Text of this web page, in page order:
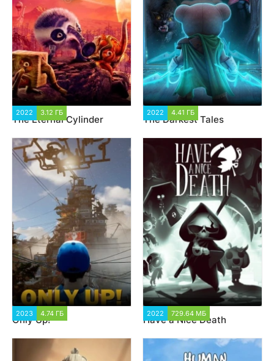
2022 3.12 ГБ
The Eternal Cylinder
2022 4.41 ГБ
The Darkest Tales
2023 4.74 ГБ
Only Up!
2022 729.64 МБ
Have a Nice Death